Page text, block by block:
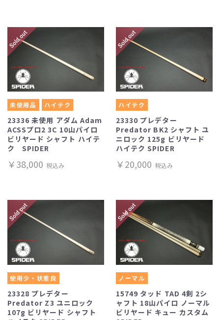
未使用品 ハイテク
23336 未使用 アダム Adam
ACSSプロ2 3C 10山パイロ
ビリヤード シャフト ハイテ
ク SPIDER
￥38,000 税込み
ハイテク
23330 プレデター
Predator BK2 シャフト ユ
ニロック 125g ビリヤード
ハイテク SPIDER
￥20,000 税込み
使用少・状態良
23328 プレデター
Predator Z3 ユニロック
107g ビリヤード シャフト
ノーマル
15749 タッド TAD 4剣 2シ
ャフト 18山パイロ ノーマル
ビリヤード キュー カスタム